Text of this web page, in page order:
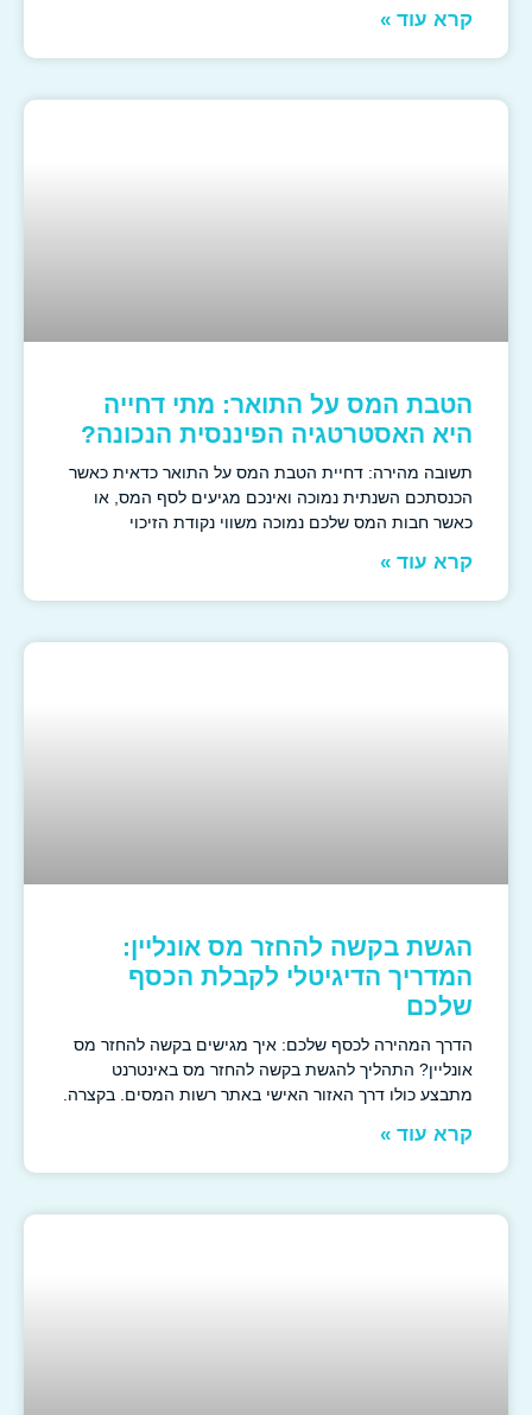
קרא עוד »
הטבת המס על התואר: מתי דחייה
היא האסטרטגיה הפיננסית הנכונה?
תשובה מהירה: דחיית הטבת המס על התואר כדאית כאשר
הכנסתכם השנתית נמוכה ואינכם מגיעים לסף המס, או
כאשר חבות המס שלכם נמוכה משווי נקודת הזיכוי
קרא עוד »
הגשת בקשה להחזר מס אונליין:
המדריך הדיגיטלי לקבלת הכסף
שלכם
הדרך המהירה לכסף שלכם: איך מגישים בקשה להחזר מס
אונליין? התהליך להגשת בקשה להחזר מס באינטרנט
מתבצע כולו דרך האזור האישי באתר רשות המסים. בקצרה.
קרא עוד »